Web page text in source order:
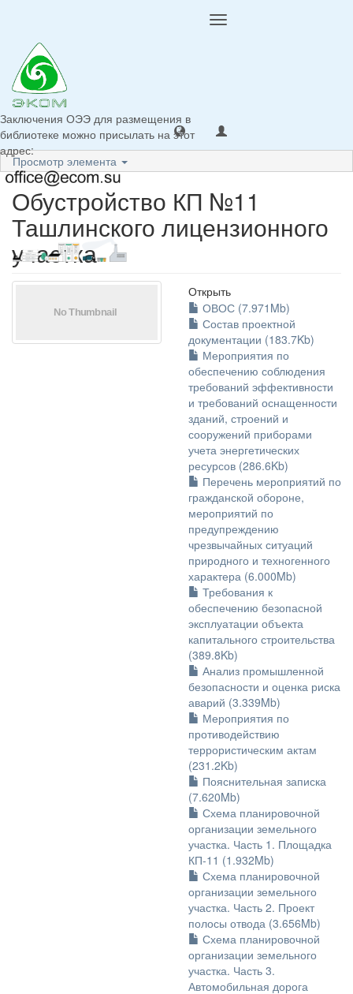
Toggle
Заключения ОЭЭ для размещения в
библиотеке можно присылать на этот
адрес:
Просмотр элемента
Обустройство КП №11
Ташлинского лицензионного
участка
Открыть
ОВОС (7.971Mb)
Состав проектной
документации (183.7Kb)
Мероприятия по
обеспечению соблюдения
требований эффективности
и требований оснащенности
зданий, строений и
сооружений приборами
учета энергетических
ресурсов (286.6Kb)
Перечень мероприятий по
гражданской обороне,
мероприятий по
предупреждению
чрезвычайных ситуаций
природного и техногенного
характера (6.000Mb)
Требования к
обеспечению безопасной
эксплуатации объекта
капитального строительства
(389.8Kb)
Анализ промышленной
безопасности и оценка риска
аварий (3.339Mb)
Мероприятия по
противодействию
террористическим актам
(231.2Kb)
Пояснительная записка
(7.620Mb)
Схема планировочной
организации земельного
участка. Часть 1. Площадка
КП-11 (1.932Mb)
Схема планировочной
организации земельного
участка. Часть 2. Проект
полосы отвода (3.656Mb)
Схема планировочной
организации земельного
участка. Часть 3.
Автомобильная дорога